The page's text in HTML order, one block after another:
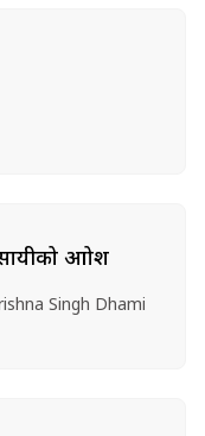
आक्रोश
Singh Dhami